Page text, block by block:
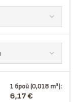
1 брой (0,018 m³):
6,17€